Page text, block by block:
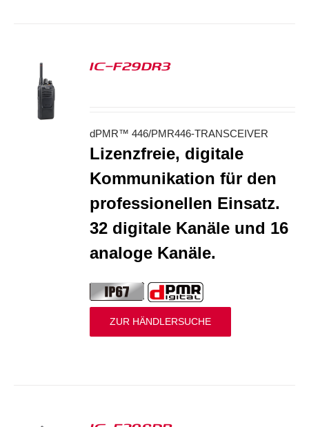
IC-F29DR3
dPMR™ 446/PMR446-TRANSCEIVER
Lizenzfreie, digitale
Kommunikation für den
professionellen Einsatz.
32 digitale Kanäle und 16
analoge Kanäle.
ZUR HÄNDLERSUCHE